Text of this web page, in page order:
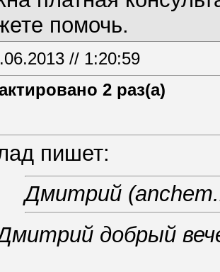
помочь.
// 1:20:59
2 раз(а)
пишет:
Дмитрий
добрый